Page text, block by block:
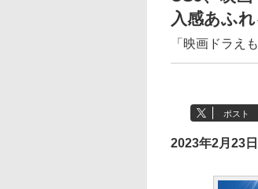
入感あふ
「映画ドラえ
ポスト
2023年2月23